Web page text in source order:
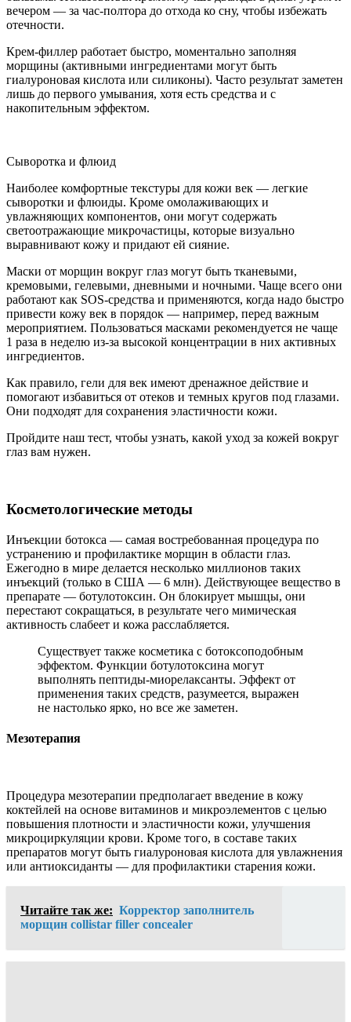
вечером — за час-полтора до отхода ко сну, чтобы избежать
отечности.
Крем-филлер работает быстро, моментально заполняя
морщины (активными ингредиентами могут быть
гиалуроновая кислота или силиконы). Часто результат заметен
лишь до первого умывания, хотя есть средства и с
накопительным эффектом.
Сыворотка и флюид
Наиболее комфортные текстуры для кожи век — легкие
сыворотки и флюиды. Кроме омолаживающих и
увлажняющих компонентов, они могут содержать
светоотражающие микрочастицы, которые визуально
выравнивают кожу и придают ей сияние.
Маски от морщин вокруг глаз могут быть тканевыми,
кремовыми, гелевыми, дневными и ночными. Чаще всего они
работают как SOS-средства и применяются, когда надо быстро
привести кожу век в порядок — например, перед важным
мероприятием. Пользоваться масками рекомендуется не чаще
1 раза в неделю из-за высокой концентрации в них активных
ингредиентов.
Как правило, гели для век имеют дренажное действие и
помогают избавиться от отеков и темных кругов под глазами.
Они подходят для сохранения эластичности кожи.
Пройдите наш тест, чтобы узнать, какой уход за кожей вокруг
глаз вам нужен.
Косметологические методы
Инъекции ботокса — самая востребованная процедура по
устранению и профилактике морщин в области глаз.
Ежегодно в мире делается несколько миллионов таких
инъекций (только в США — 6 млн). Действующее вещество в
препарате — ботулотоксин. Он блокирует мышцы, они
перестают сокращаться, в результате чего мимическая
активность слабеет и кожа расслабляется.
Существует также косметика с ботоксоподобным
эффектом. Функции ботулотоксина могут
выполнять пептиды-миорелаксанты. Эффект от
применения таких средств, разумеется, выражен
не настолько ярко, но все же заметен.
Мезотерапия
Процедура мезотерапии предполагает введение в кожу
коктейлей на основе витаминов и микроэлементов с целью
повышения плотности и эластичности кожи, улучшения
микроциркуляции крови. Кроме того, в составе таких
препаратов могут быть гиалуроновая кислота для увлажнения
или антиоксиданты — для профилактики старения кожи.
Читайте так же: Корректор заполнитель
морщин collistar filler concealer